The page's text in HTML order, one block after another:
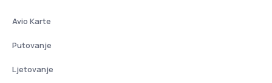
Avio Karte
Putovanje
Ljetovanje